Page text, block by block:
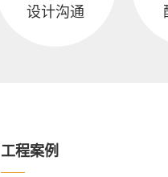
设计沟通
工程案例